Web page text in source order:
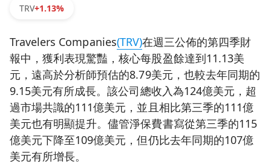
TRV+1.13%
Travelers Companies(TRV)在週三公佈的第四季財
報中，獲利表現驚豔，核心每股盈餘達到11.13美
元，遠高於分析師預估的8.79美元，也較去年同期的
9.15美元有所成長。該公司總收入為124億美元，超
過市場共識的111億美元，並且相比第三季的111億
美元也有明顯提升。儘管淨保費書寫從第三季的115
億美元下降至109億美元，但仍比去年同期的107億
美元有所增長。